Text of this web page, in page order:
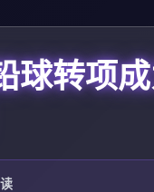
球转项